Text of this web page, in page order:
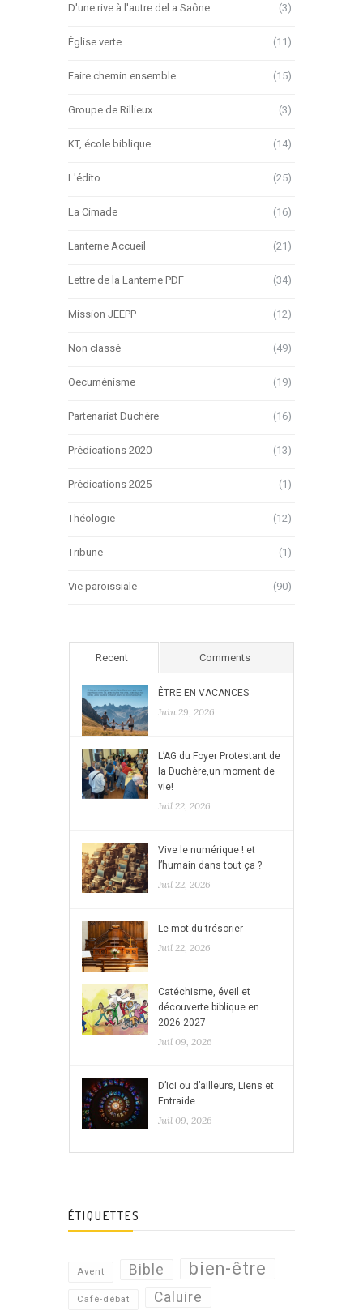
D'une rive à l'autre del a Saône (3)
Église verte (11)
Faire chemin ensemble (15)
Groupe de Rillieux (3)
KT, école biblique… (14)
L'édito (25)
La Cimade (16)
Lanterne Accueil (21)
Lettre de la Lanterne PDF (34)
Mission JEEPP (12)
Non classé (49)
Oecuménisme (19)
Partenariat Duchère (16)
Prédications 2020 (13)
Prédications 2025 (1)
Théologie (12)
Tribune (1)
Vie paroissiale (90)
Recent Comments
ÊTRE EN VACANCES
Juin 29, 2026
L’AG du Foyer Protestant de
la Duchère,un moment de
vie!
Juil 22, 2026
Vive le numérique ! et
l’humain dans tout ça ?
Juil 22, 2026
Le mot du trésorier
Juil 22, 2026
Catéchisme, éveil et
découverte biblique en
2026-2027
Juil 09, 2026
D’ici ou d’ailleurs, Liens et
Entraide
Juil 09, 2026
ÉTIQUETTES
Avent Bible bien-être
Café-débat Caluire